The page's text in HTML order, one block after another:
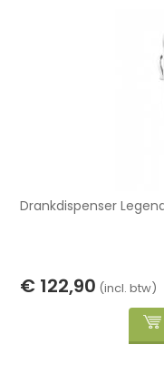
Drankdispenser
€ 122,90 (incl. btw)